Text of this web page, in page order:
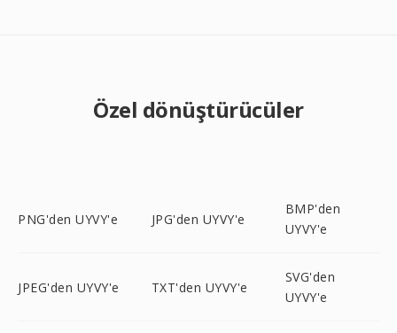
Özel dönüştürücüler
PNG'den UYVY'e JPG'den UYVY'e
BMP'den
UYVY'e
JPEG'den UYVY'e TXT'den UYVY'e
SVG'den
UYVY'e